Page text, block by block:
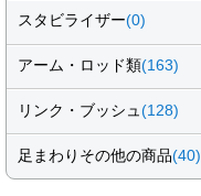
スタビライザー(0)
アーム・ロッド類(163)
リンク・ブッシュ (128)
足まわりその他の商品(40)